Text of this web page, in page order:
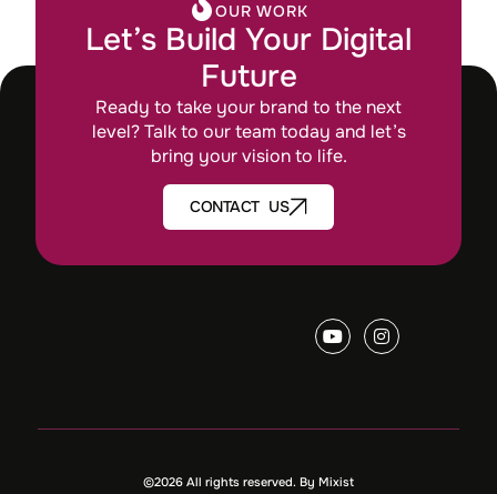
OUR WORK
Let’s Build Your Digital
Future
Ready to take your brand to the next
level? Talk to our team today and let’s
bring your vision to life.
CONTACT US
©2026 All rights reserved. By Mixist